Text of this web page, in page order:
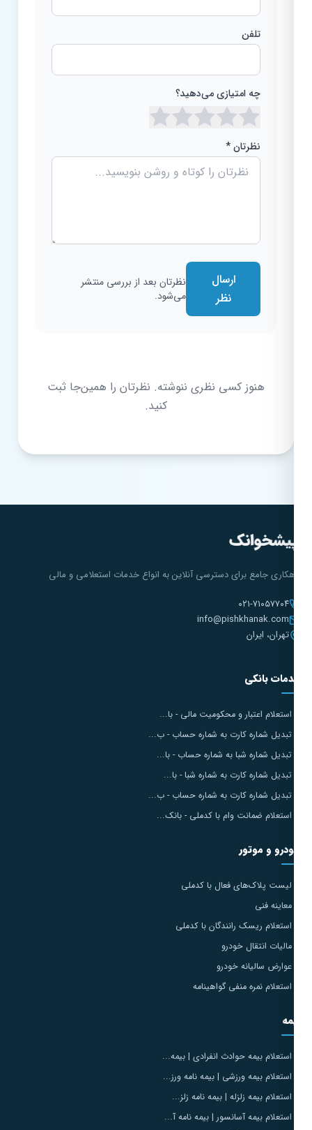
تلفن
چه امتیازی می‌دهید؟
نظرتان *
ارسال
نظرتان بعد از بررسی منتشر
می‌شود.
هنوز کسی نظری ننوشته. نظرتان را همین‌جا ثبت
کنید.
جامع برای دسترسی آنلاین به انواع خدمات استعلامی و مالی
۰۲۱-۷۱۰۵۷۷۰۴
info@pishkhanak.com
تهران، ایران
بانکی
استعلام اعتبار و محکومیت مالی - با...
تبدیل شماره کارت به شماره حساب - ب...
تبدیل شماره شبا به شماره حساب - با...
تبدیل شماره کارت به شماره شبا - با...
تبدیل شماره کارت به شماره حساب - ب...
استعلام ضمانت وام با کدملی - بانک...
و موتور
لیست پلاک‌های فعال با کدملی
معاینه فنی
استعلام ریسک رانندگان با کدملی
مالیات انتقال خودرو
عوارض سالیانه خودرو
استعلام نمره منفی گواهینامه
استعلام بیمه حوادث انفرادی | بیمه...
استعلام بیمه ورزشی | بیمه نامه ورز...
استعلام بیمه زلزله | بیمه نامه زلز...
استعلام بیمه آسانسور | بیمه نامه آ...